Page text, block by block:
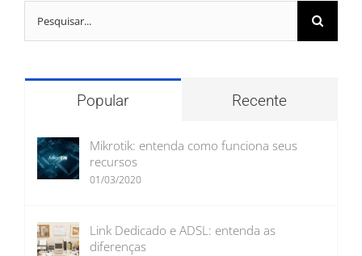
Popular Recente
Mikrotik: entenda como funciona seus
recursos
01/03/2020
Link Dedicado e ADSL: entenda as
diferenças